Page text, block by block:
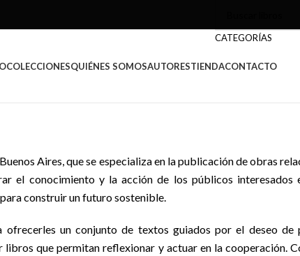
CATEGORÍAS
COLECCIONESQUIÉNES SOMOSAUTORESTIENDACONTACTO
Aires, que se especializa en la publicación de obras
el conocimiento y la acción de los públicos interesados
construir un futuro sostenible.
ofrecerles un conjunto de textos guiados por el deseo
que permitan reflexionar y actuar en la cooperación.